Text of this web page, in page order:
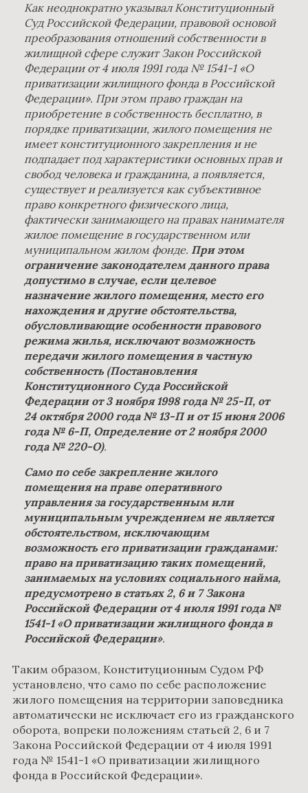
Как неоднократно указывал Конституционный
Суд Российской Федерации, правовой основой
преобразования отношений собственности в
жилищной сфере служит Закон Российской
Федерации от 4 июля 1991 года № 1541-1 «О
приватизации жилищного фонда в Российской
Федерации». При этом право граждан на
приобретение в собственность бесплатно, в
порядке приватизации, жилого помещения не
имеет конституционного закрепления и не
подпадает под характеристики основных прав и
свобод человека и гражданина, а появляется,
существует и реализуется как субъективное
право конкретного физического лица,
фактически занимающего на правах нанимателя
жилое помещение в государственном или
муниципальном жилом фонде. При этом
ограничение законодателем данного права
допустимо в случае, если целевое
назначение жилого помещения, место его
нахождения и другие обстоятельства,
обусловливающие особенности правового
режима жилья, исключают возможность
передачи жилого помещения в частную
собственность (Постановления
Конституционного Суда Российской
Федерации от 3 ноября 1998 года № 25-П, от
24 октября 2000 года № 13-П и от 15 июня 2006
года № 6-П, Определение от 2 ноября 2000
года № 220-О).
Само по себе закрепление жилого
помещения на праве оперативного
управления за государственным или
муниципальным учреждением не является
обстоятельством, исключающим
возможность его приватизации гражданами:
право на приватизацию таких помещений,
занимаемых на условиях социального найма,
предусмотрено в статьях 2, 6 и 7 Закона
Российской Федерации от 4 июля 1991 года №
1541-1 «О приватизации жилищного фонда в
Российской Федерации».
Таким образом, Конституционным Судом РФ
установлено, что само по себе расположение
жилого помещения на территории заповедника
автоматически не исключает его из гражданского
оборота, вопреки положениям статьей 2, 6 и 7
Закона Российской Федерации от 4 июля 1991
года № 1541-1 «О приватизации жилищного
фонда в Российской Федерации».